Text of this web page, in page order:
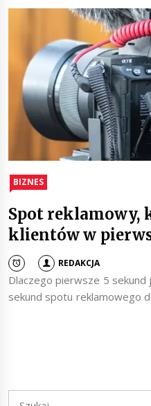
BIZNES
Spot reklamowy,
klientów w
REDAKCJA
Dlaczego pierwsze 5
sekund spotu reklamowego